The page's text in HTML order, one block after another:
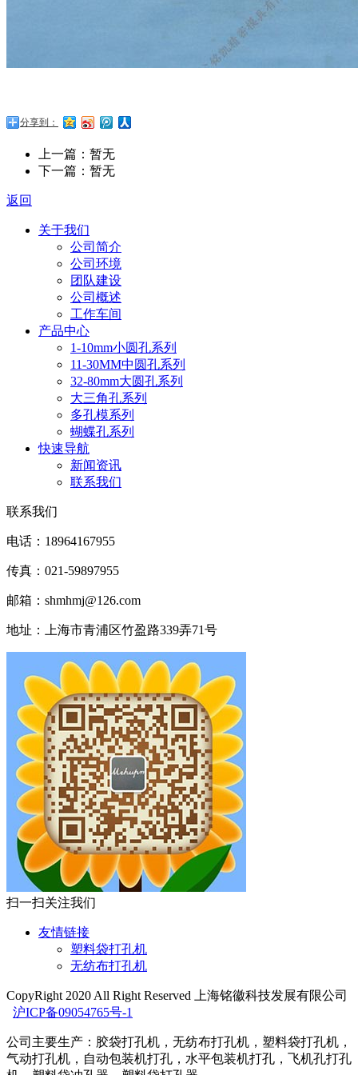
分享到：
上一篇：暂无
下一篇：暂无
返回
关于我们
公司简介
公司环境
团队建设
公司概述
工作车间
产品中心
1-10mm小圆孔系列
11-30MM中圆孔系列
32-80mm大圆孔系列
大三角孔系列
多孔模系列
蝴蝶孔系列
快速导航
新闻资讯
联系我们
联系我们
电话：18964167955
传真：021-59897955
邮箱：shmhmj@126.com
地址：上海市青浦区竹盈路339弄71号
扫一扫关注我们
友情链接
塑料袋打孔机
无纺布打孔机
CopyRight 2020 All Right Reserved 上海铭徽科技发展有限公司
沪ICP备09054765号-1
公司主要生产：胶袋打孔机，无纺布打孔机，塑料袋打孔机，
气动打孔机，自动包装机打孔，水平包装机打孔，飞机孔打孔